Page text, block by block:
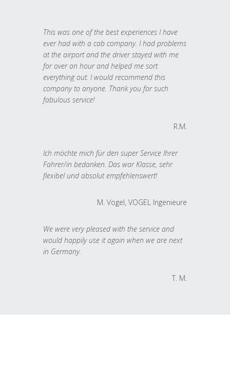
This was one of the best experiences I have
ever had with a cab company. I had problems
at the airport and the driver stayed with me
for over an hour and helped me sort
everything out. I would recommend this
company to anyone. Thank you for such
fabulous service!
R.M.
Ich möchte mich für den super Service Ihrer
Fahrer/in bedanken. Das war Klasse, sehr
flexibel und absolut empfehlenswert!
M. Vogel, VOGEL Ingenieure
We were very pleased with the service and
would happily use it again when we are next
in Germany.
T. M.